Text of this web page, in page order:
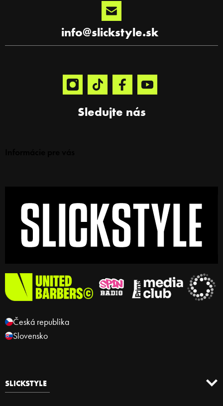
Sledujte nás
info@slickstyle.sk
Česká republika
Slovensko
SLICKSTYLE